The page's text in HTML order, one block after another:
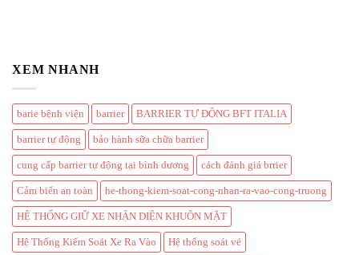
XEM NHANH
barie bệnh viện barrier BARRIER TỰ ĐỘNG BFT ITALIA
barrier tự động bảo hành sữa chữa barrier
cung cấp barrier tự động tại bình dương cách đánh giá brrier
Cảm biến an toàn he-thong-kiem-soat-cong-nhan-ra-vao-cong-truong
HỆ THỐNG GIỮ XE NHẬN DIỆN KHUÔN MẶT
Hệ Thống Kiểm Soát Xe Ra Vào Hệ thống soát vé